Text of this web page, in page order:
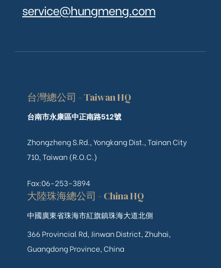
service@hungmeng.com
台灣總公司 - Taiwan HQ
台南市永康區中正南路512號
Zhongzheng S.Rd., Yongkang Dist., Tainan City
710, Taiwan (R.O.C.)
Fax:06-253-3894
大陸珠海總公司 - China HQ
中國廣東省珠海市紅旗鎮珠海大道北側
366 Provincial Rd, Jinwan District, Zhuhai,
Guangdong Province, China